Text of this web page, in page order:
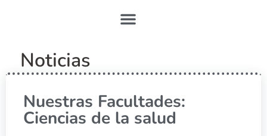
Noticias
Nuestras Facultades:
Ciencias de la salud